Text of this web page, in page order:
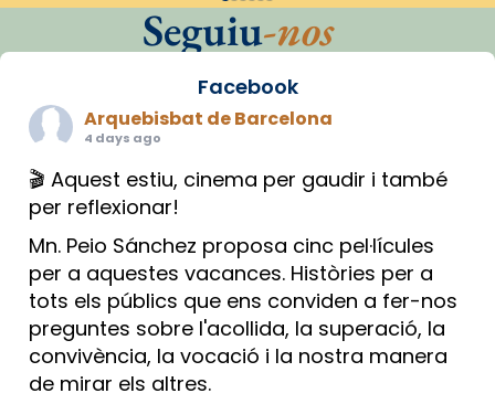
Seguiu-nos
Facebook
Arquebisbat de Barcelona
4 days ago
🎬 Aquest estiu, cinema per gaudir i també
per reflexionar!
Mn. Peio Sánchez proposa cinc pel·lícules
per a aquestes vacances. Històries per a
tots els públics que ens conviden a fer-nos
preguntes sobre l'acollida, la superació, la
convivència, la vocació i la nostra manera
de mirar els altres.